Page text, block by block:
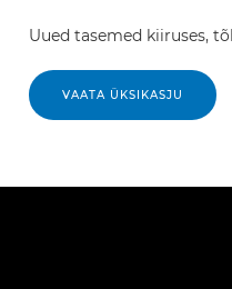
Uued tasemed kiiruses,
VAATA ÜKSIKASJU